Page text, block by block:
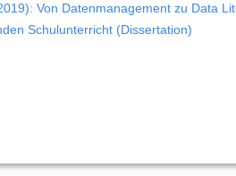
Von Datenmanagement zu Data
Schulunterricht (Dissertation)